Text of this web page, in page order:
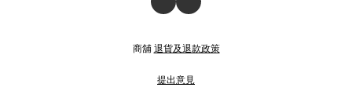
商舖 退貨及退款政策
提出意見